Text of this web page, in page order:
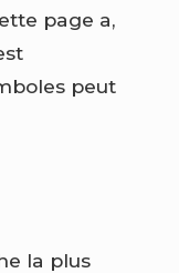
page a,
peut
la plus